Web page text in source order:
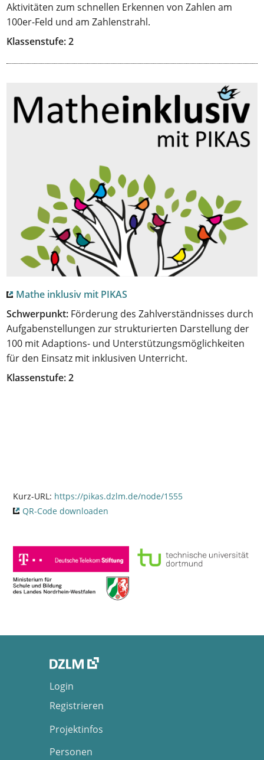
Aktivitäten zum schnellen Erkennen von Zahlen am
100er-Feld und am Zahlenstrahl.
Klassenstufe: 2
Mathe inklusiv mit PIKAS
Schwerpunkt: Förderung des Zahlverständnisses durch
Aufgabenstellungen zur strukturierten Darstellung der
100 mit Adaptions- und Unterstützungsmöglichkeiten
für den Einsatz mit inklusiven Unterricht.
Klassenstufe: 2
Kurz-URL: https://pikas.dzlm.de/node/1555
QR-Code downloaden
Login
Registrieren
Projektinfos
Personen